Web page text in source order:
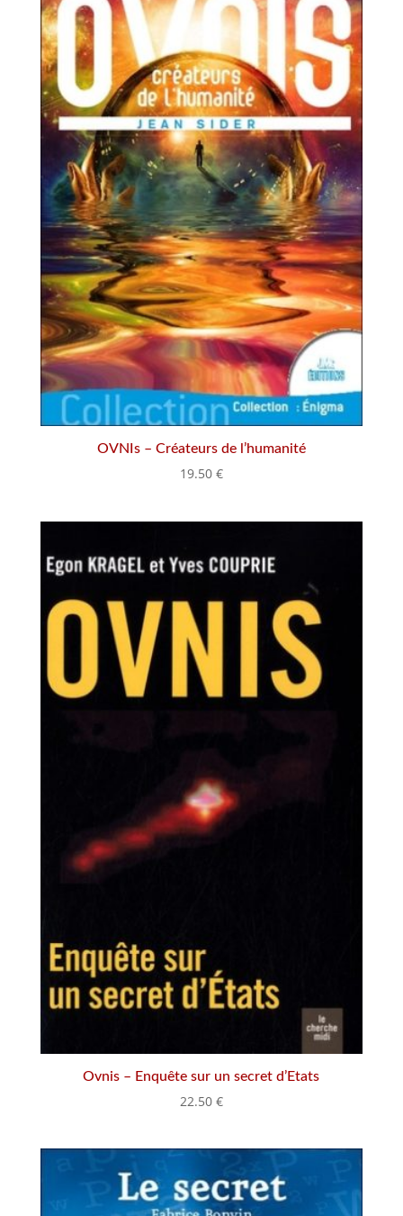
OVNIs – Créateurs de l’humanité
19.50 €
Ovnis – Enquête sur un secret d’Etats
22.50 €